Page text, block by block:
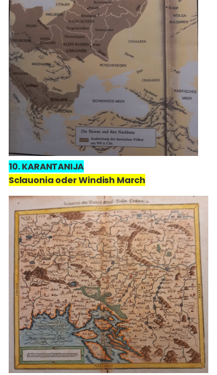
10. KARANTANIJA
Sclauonia oder Windish March